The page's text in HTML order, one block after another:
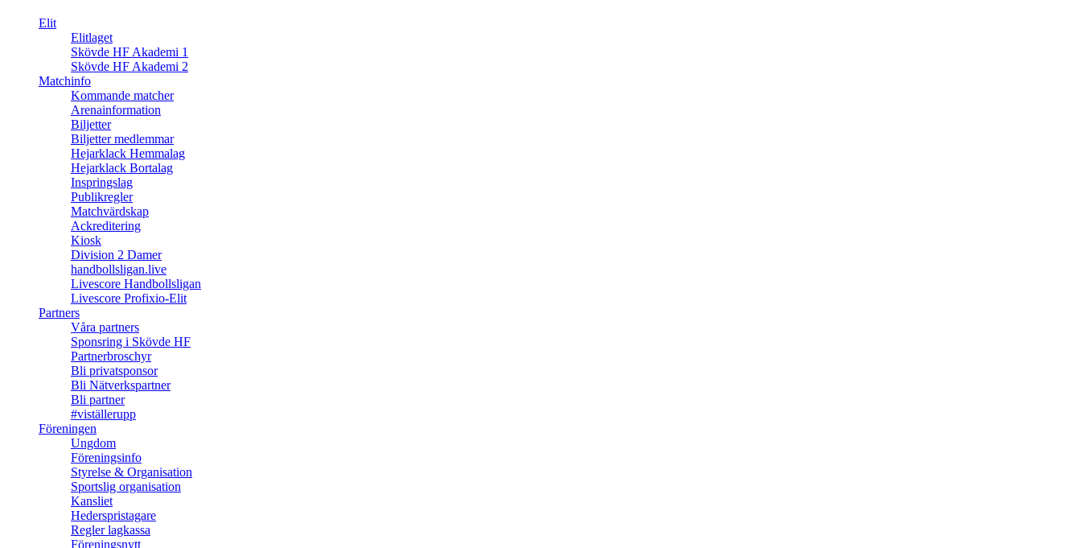
Elit
Elitlaget
Skövde HF Akademi 1
Skövde HF Akademi 2
Matchinfo
Kommande matcher
Arenainformation
Biljetter
Biljetter medlemmar
Hejarklack Hemmalag
Hejarklack Bortalag
Inspringslag
Publikregler
Matchvärdskap
Ackreditering
Kiosk
Division 2 Damer
handbollsligan.live
Livescore Handbollsligan
Livescore Profixio-Elit
Partners
Våra partners
Sponsring i Skövde HF
Partnerbroschyr
Bli privatsponsor
Bli Nätverkspartner
Bli partner
#viställerupp
Föreningen
Ungdom
Föreningsinfo
Styrelse & Organisation
Sportslig organisation
Kansliet
Hederspristagare
Regler lagkassa
Föreningsnytt